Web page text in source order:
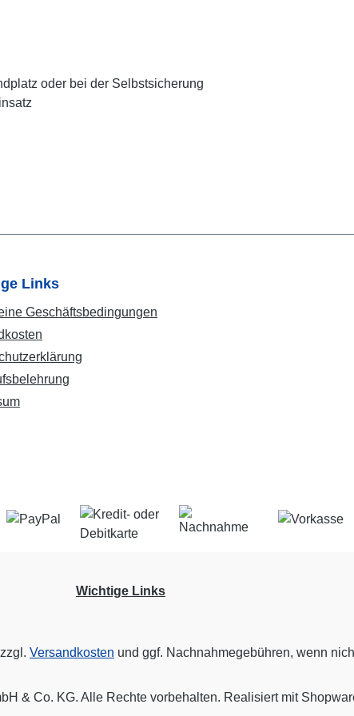
oder bei der Selbstsicherung
Links
Geschäftsbedingungen
Wichtige Links
Versandkosten und ggf. Nachnahmegebühren, wenn
& Co. KG. Alle Rechte vorbehalten. Realisiert mit